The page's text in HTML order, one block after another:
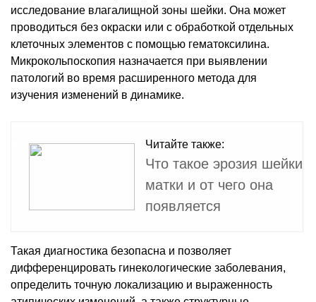
исследование влагалищной зоны шейки. Она может
проводиться без окраски или с обработкой отдельных
клеточных элементов с помощью гематоксилина.
Микрокольпоскопия назначается при выявлении
патологий во время расширенного метода для
изучения изменений в динамике.
Читайте также:
Что такое эрозия шейки
матки и от чего она
появляется
Такая диагностика безопасна и позволяет
дифференцировать гинекологические заболевания,
определить точную локализацию и выраженность